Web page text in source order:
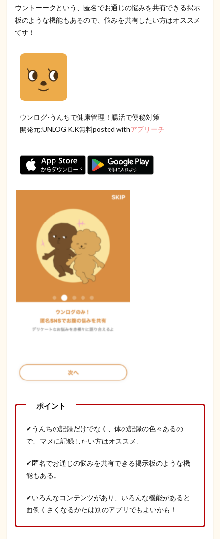
ウントーークという、匿名でお通じの悩みを共有できる掲示
板のような機能もあるので、悩みを共有したい方はオススメ
です！
ウンログ-うんちで健康管理！腸活で便秘対策
開発元:UNLOG K.K無料posted withアプリーチ
✔うんちの記録だけでなく、体の記録の色々あるの
で、マメに記録したい方はオススメ。
✔匿名でお通じの悩みを共有できる掲示板のような機
能もある。
✔いろんなコンテンツがあり、いろんな機能があると
面倒くさくなるかたは別のアプリでもよいかも！